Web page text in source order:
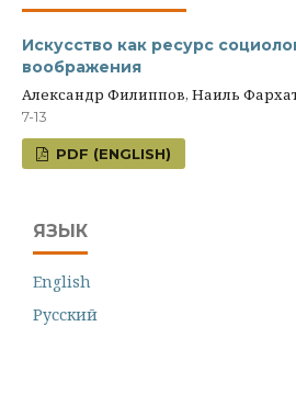
Искусство как ресурс
воображения
Александр Филиппов, Наиль
7-13
PDF (ENGLISH)
ЯЗЫК
English
Русский